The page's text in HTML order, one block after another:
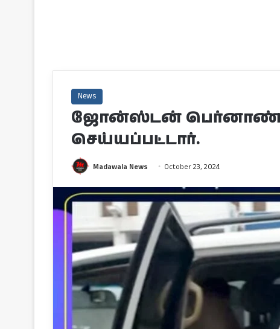
News
ஜோன்ஸ்டன்
செய்யப்பட்டார்.
Madawala News October 23, 2024